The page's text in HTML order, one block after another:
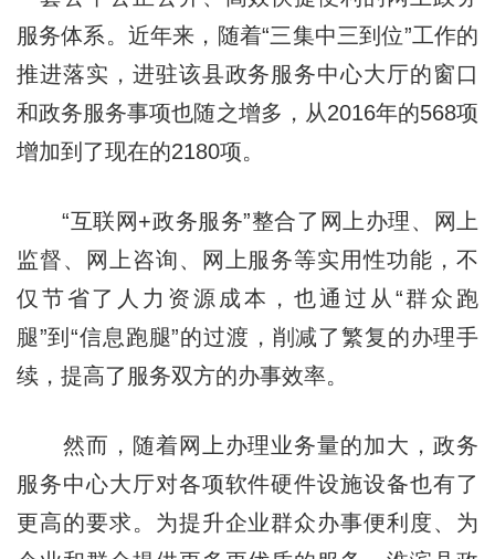
服务体系。近年来，随着“三集中三到位”工作的
推进落实，进驻该县政务服务中心大厅的窗口
和政务服务事项也随之增多，从2016年的568项
增加到了现在的2180项。
“互联网+政务服务”整合了网上办理、网上
监督、网上咨询、网上服务等实用性功能，不
仅节省了人力资源成本，也通过从“群众跑
腿”到“信息跑腿”的过渡，削减了繁复的办理手
续，提高了服务双方的办事效率。
然而，随着网上办理业务量的加大，政务
服务中心大厅对各项软件硬件设施设备也有了
更高的要求。为提升企业群众办事便利度、为